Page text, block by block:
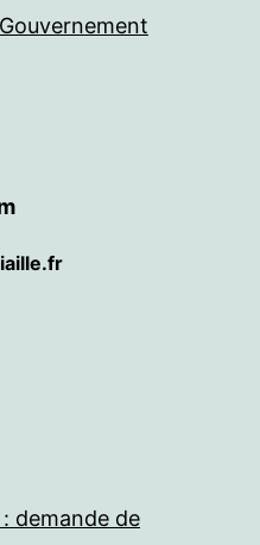
demande de